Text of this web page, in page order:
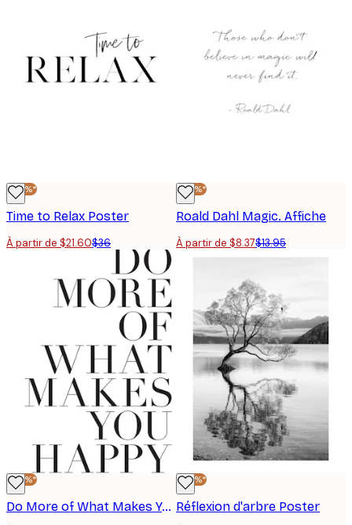
-40%*
Time to Relax Poster
À partir de $21.60$36
-40%*
Roald Dahl Magic. Affiche
À partir de $8.37$13.95
-40%*
Do More of What Makes You Happy. Poster
-40%*
Réflexion d'arbre Poster